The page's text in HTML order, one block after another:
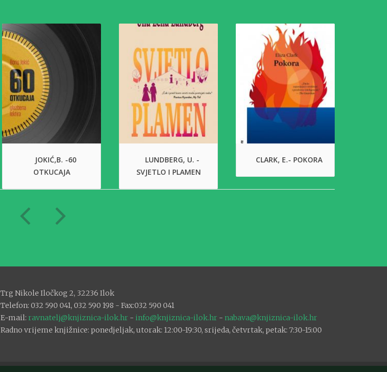
JOKIĆ,B. -60
OTKUCAJA
LUNDBERG, U. -
SVJETLO I PLAMEN
CLARK, E.- POKORA
Trg Nikole Iločkog 2, 32236 Ilok
Telefon: 032 590 041, 032 590 198 - Fax:032 590 041
E-mail: ravnatelj@knjiznica-ilok.hr - info@knjiznica-ilok.hr - nabava@knjiznica-ilok.hr
Radno vrijeme knjižnice: ponedjeljak, utorak: 12:00-19:30, srijeda, četvrtak, petak: 7:30-15:00